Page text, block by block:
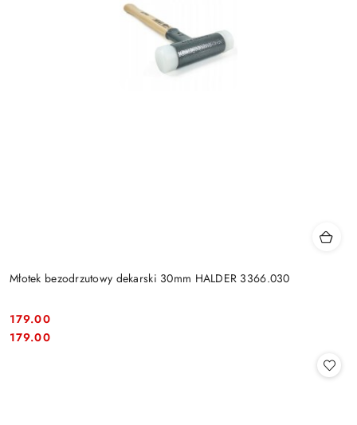
Młotek bezodrzutowy dekarski 30mm HALDER 3366.030
Cena:
179.00
Cena:
179.00